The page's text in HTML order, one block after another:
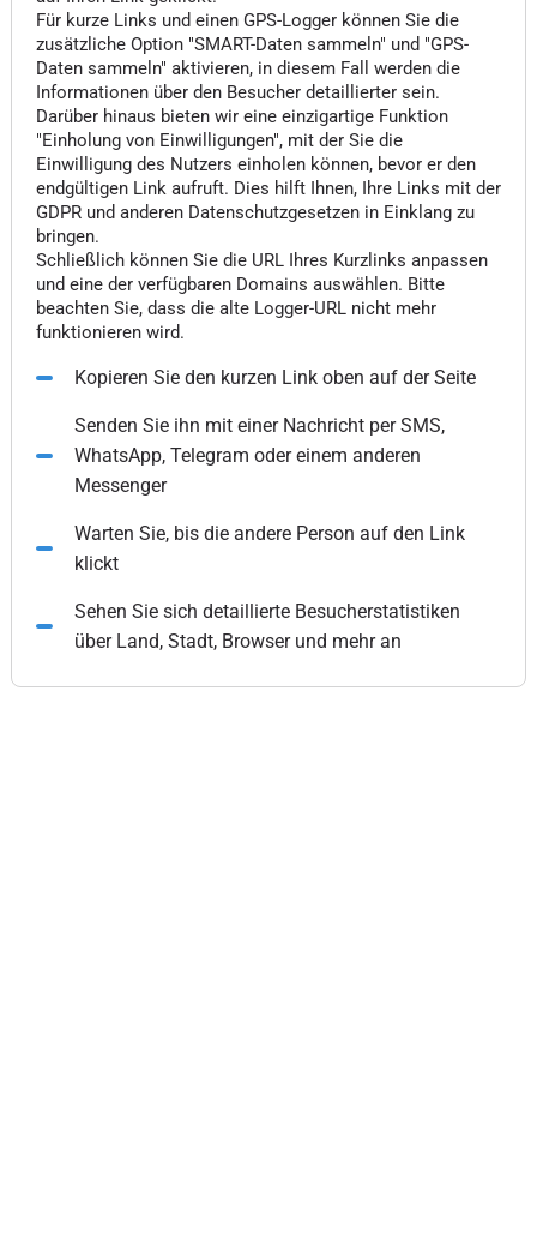
Für kurze Links und einen GPS-Logger können Sie die
zusätzliche Option "SMART-Daten sammeln" und "GPS-
Daten sammeln" aktivieren, in diesem Fall werden die
Informationen über den Besucher detaillierter sein.
Darüber hinaus bieten wir eine einzigartige Funktion
"Einholung von Einwilligungen", mit der Sie die
Einwilligung des Nutzers einholen können, bevor er den
endgültigen Link aufruft. Dies hilft Ihnen, Ihre Links mit der
GDPR und anderen Datenschutzgesetzen in Einklang zu
bringen.
Schließlich können Sie die URL Ihres Kurzlinks anpassen
und eine der verfügbaren Domains auswählen. Bitte
beachten Sie, dass die alte Logger-URL nicht mehr
funktionieren wird.
Kopieren Sie den kurzen Link oben auf der Seite
Senden Sie ihn mit einer Nachricht per SMS,
WhatsApp, Telegram oder einem anderen
Messenger
Warten Sie, bis die andere Person auf den Link
klickt
Sehen Sie sich detaillierte Besucherstatistiken
über Land, Stadt, Browser und mehr an